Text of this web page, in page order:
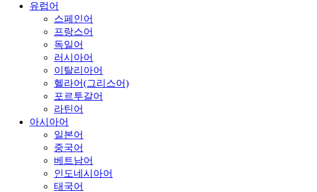
유럽어
스페인어
프랑스어
독일어
러시아어
이탈리아어
헬라어(그리스어)
포르투갈어
라틴어
아시아어
일본어
중국어
베트남어
인도네시아어
태국어